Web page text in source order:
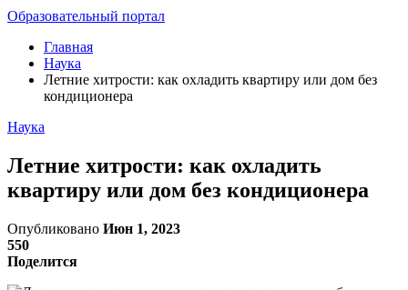
Образовательный портал
Главная
Наука
Летние хитрости: как охладить квартиру или дом без
кондиционера
Наука
Летние хитрости: как охладить
квартиру или дом без кондиционера
Опубликовано Июн 1, 2023
550
Поделится